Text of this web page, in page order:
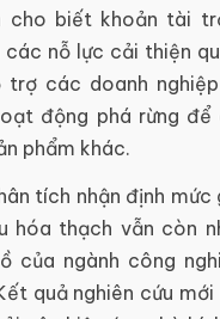
cho biết khoản tài
nỗ lực cải thiện
trợ các doanh
động phá rừng để
phẩm khác.
tích nhận định mức
hóa thạch vẫn còn
của ngành công
quả nghiên cứu